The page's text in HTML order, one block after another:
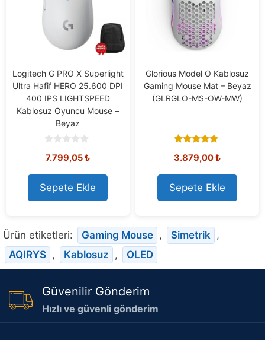
Logitech G PRO X Superlight
Ultra Hafif HERO 25.600 DPI
400 IPS LIGHTSPEED
Kablosuz Oyuncu Mouse –
Beyaz
o
t
o
f
5
Orijinal
8.308,73 ₺.
7.799,05₺Mevcut
Sepete Ekle
Glorious Model O Kablosuz
Gaming Mouse Mat – Beyaz
(GLRGLO-MS-OW-MW)
out of 5
3.879,00₺
Sepete Ekle
Ürün etiketleri: Gaming Mouse , Simetrik ,
AQIRYS , Kablosuz , OLED
Güvenilir Gönderim
Hızlı ve güvenli gönderim